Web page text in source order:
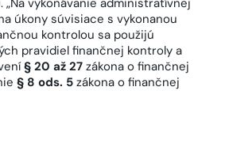
úkony súvisiace s vykonanou
kontrolou sa použijú
pravidiel finančnej kontroly a
§ 20 až 27 zákona o finančnej
§ 8 ods. 5 zákona o finančnej